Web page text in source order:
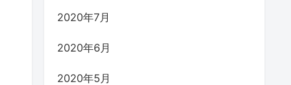
2020年7月
2020年6月
2020年5月